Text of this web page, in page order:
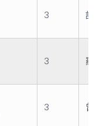
3 許
3 羅
3 曾